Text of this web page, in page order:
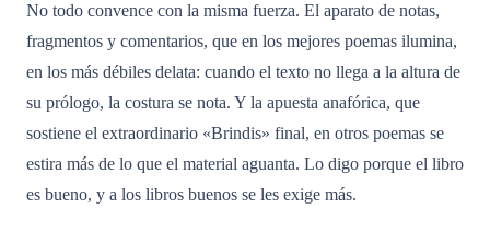
No todo convence con la misma fuerza. El aparato de notas,
fragmentos y comentarios, que en los mejores poemas ilumina,
en los más débiles delata: cuando el texto no llega a la altura de
su prólogo, la costura se nota. Y la apuesta anafórica, que
sostiene el extraordinario «Brindis» final, en otros poemas se
estira más de lo que el material aguanta. Lo digo porque el libro
es bueno, y a los libros buenos se les exige más.